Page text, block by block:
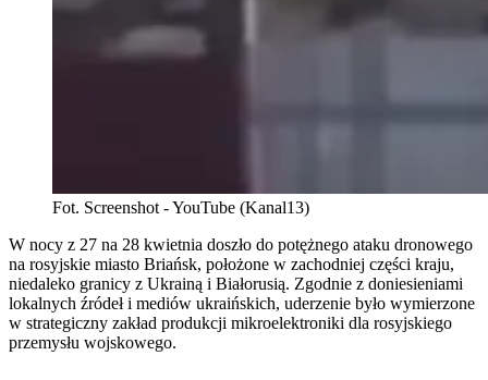
Fot. Screenshot - YouTube (Kanal13)
W nocy z 27 na 28 kwietnia doszło do potężnego ataku dronowego
na rosyjskie miasto Briańsk, położone w zachodniej części kraju,
niedaleko granicy z Ukrainą i Białorusią. Zgodnie z doniesieniami
lokalnych źródeł i mediów ukraińskich, uderzenie było wymierzone
w strategiczny zakład produkcji mikroelektroniki dla rosyjskiego
przemysłu wojskowego.